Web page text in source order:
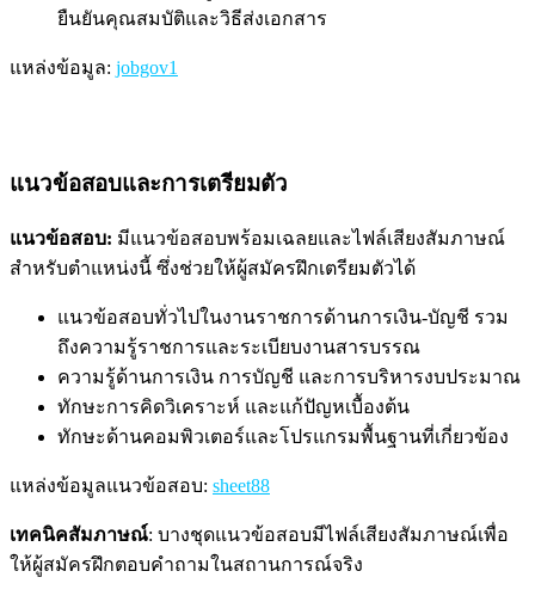
ยืนยันคุณสมบัติและวิธีส่งเอกสาร
แหล่งข้อมูล: jobgov1
แนวข้อสอบและการเตรียมตัว
แนวข้อสอบ: มีแนวข้อสอบพร้อมเฉลยและไฟล์เสียงสัมภาษณ์
สำหรับตำแหน่งนี้ ซึ่งช่วยให้ผู้สมัครฝึกเตรียมตัวได้
แนวข้อสอบทั่วไปในงานราชการด้านการเงิน-บัญชี รวม
ถึงความรู้ราชการและระเบียบงานสารบรรณ
ความรู้ด้านการเงิน การบัญชี และการบริหารงบประมาณ
ทักษะการคิดวิเคราะห์ และแก้ปัญหเบื้องต้น
ทักษะด้านคอมพิวเตอร์และโปรแกรมพื้นฐานที่เกี่ยวข้อง
แหล่งข้อมูลแนวข้อสอบ: sheet88
เทคนิคสัมภาษณ์: บางชุดแนวข้อสอบมีไฟล์เสียงสัมภาษณ์เพื่อ
ให้ผู้สมัครฝึกตอบคำถามในสถานการณ์จริง